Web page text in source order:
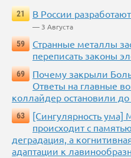
21 В России
— 3 Августа
59
Странные металлы
переписать законы
69
Почему закрыли
Ответы на главные
коллайдер остановили до
63
[Сингулярность ума]
происходит с
деградация, а
адаптации к